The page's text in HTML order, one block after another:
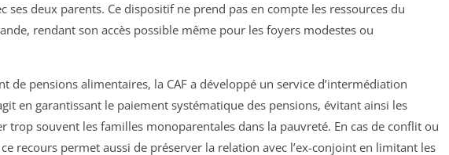
ses deux parents. Ce dispositif ne prend pas en compte les ressources du
rendant son accès possible même pour les foyers modestes ou
de pensions alimentaires, la CAF a développé un service d’intermédiation
en garantissant le paiement systématique des pensions, évitant ainsi les
trop souvent les familles monoparentales dans la pauvreté. En cas de conflit ou
recours permet aussi de préserver la relation avec l’ex-conjoint en limitant les